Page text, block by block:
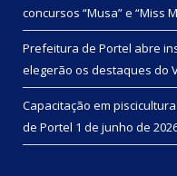
concursos “Musa” e “Miss
Prefeitura de Portel abre
elegerão os destaques do
Capacitação em
de Portel 1 de junho de